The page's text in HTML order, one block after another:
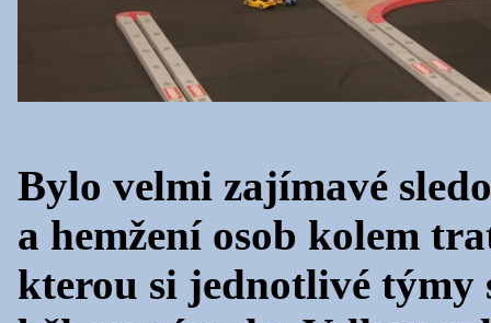
Bylo velmi zajímavé
a hemžení osob kolem
kterou si jednotlivé